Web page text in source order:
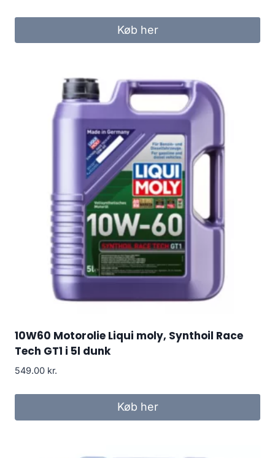
Køb her
10W60 Motorolie Liqui moly, Synthoil Race
Tech GT1 i 5l dunk
549.00 kr.
Køb her